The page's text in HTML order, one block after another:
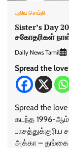
புதிய செய்தி
Sister’s Day
சகோதரிகள்
Daily News Tamil
Spread the love
Spread the
கடந்த 1996-ஆம்
அக்கா – தங்கை